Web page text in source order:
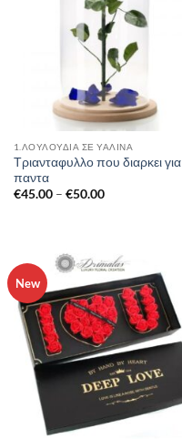
1.ΛΟΥΛΟΎΔΙΑ ΣΈ ΥΆΛΙΝΑ
Τριανταφυλλο που διαρκει για
παντα
€45.00 – €50.00Price
New